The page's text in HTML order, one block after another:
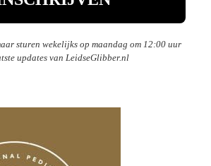
sturen wekelijks op maandag om 12:00 uur
updates van LeidseGlibber.nl